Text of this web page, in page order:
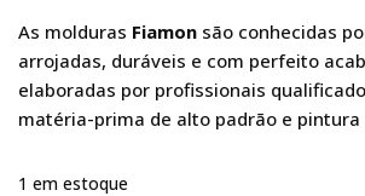
As molduras Fiamon são conhecidas
arrojadas, duráveis e com perfeito
elaboradas por profissionais
matéria-prima de alto padrão e pintura
1 em estoque